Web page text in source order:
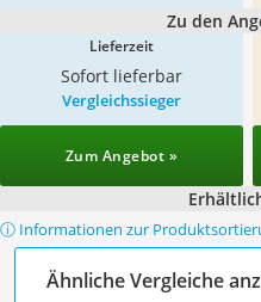
Zu den
Lieferzeit
Sofort lieferbar
Vergleichssieger
Zum Angebot »
ⓘ Informationen zur
Ähnliche Vergleiche